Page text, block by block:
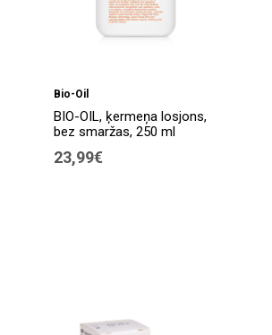
Bio-Oil
BIO-OIL, ķermeņa losjons,
bez smaržas, 250 ml
23,99€